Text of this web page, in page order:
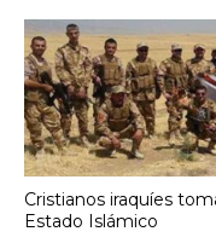
Cristianos iraquíes
Estado Islámico